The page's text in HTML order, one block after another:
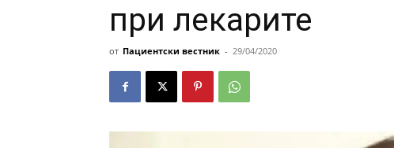
при лекарите
от Пациентски вестник - 29/04/2020